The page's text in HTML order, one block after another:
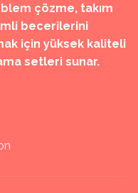
çözme, takım
becerilerini
için yüksek kaliteli
setleri sunar.